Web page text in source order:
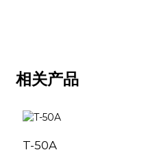
相关产品
T-50A